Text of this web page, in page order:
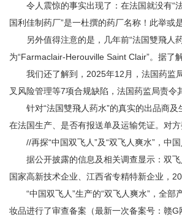
令人震惊的事实出现了：在法国就没有“法
国利佳制药厂”是一杜撰的药厂名称！此举或
另外值得注意的是，几年前“法国雙飛人药
为“Farmaclair-Herouville Saint Clair”。据了
我们还了解到，2025年12月，法国药监局
叉风险管理等7项合规缺陷，法国药监局责令
针对“法国雙飛人药水”的真实的出品商及
在法国生产、是否有报送单及运输凭证。对
//再探“中国双飞人”及“双飞人爽水”，中国
据公开披露的信息及相关调查显示：双飞
国家高新技术企业、江西省专精特新企业，
“中国双飞人”生产的“双飞人爽水”，全部
妆品进行了审查备案（最新一次备案号：赣